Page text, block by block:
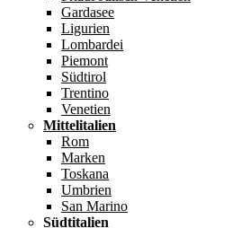
Gardasee
Ligurien
Lombardei
Piemont
Südtirol
Trentino
Venetien
Mittelitalien
Rom
Marken
Toskana
Umbrien
San Marino
Südtitalien